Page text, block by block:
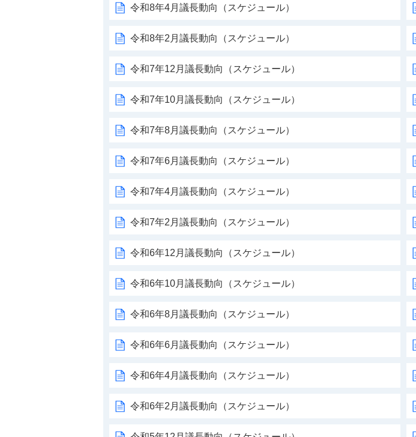
令和8年4月議長動向（スケジュール）
令和8年2月議長動向（スケジュール）
令和7年12月議長動向（スケジュール）
令和7年10月議長動向（スケジュール）
令和7年8月議長動向（スケジュール）
令和7年6月議長動向（スケジュール）
令和7年4月議長動向（スケジュール）
令和7年2月議長動向（スケジュール）
令和6年12月議長動向（スケジュール）
令和6年10月議長動向（スケジュール）
令和6年8月議長動向（スケジュール）
令和6年6月議長動向（スケジュール）
令和6年4月議長動向（スケジュール）
令和6年2月議長動向（スケジュール）